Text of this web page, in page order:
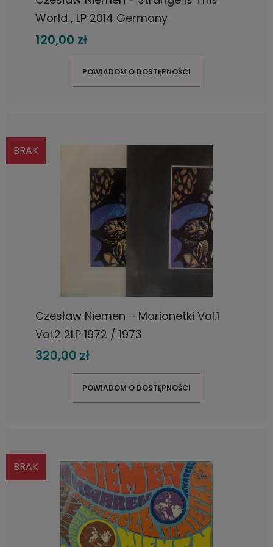
World , LP 2014 Germany
120,00 zł
POWIADOM O DOSTĘPNOŚCI
Czesław Niemen – Marionetki Vol.1
Vol.2 2LP 1972 / 1973
320,00 zł
POWIADOM O DOSTĘPNOŚCI
BRAK
BRAK